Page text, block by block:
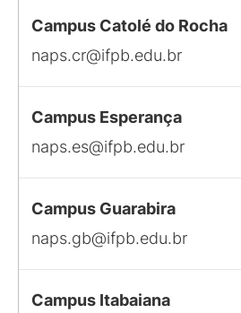
Campus Catolé do Rocha
naps.cr@ifpb.edu.br
Campus Esperança
naps.es@ifpb.edu.br
Campus Guarabira
naps.gb@ifpb.edu.br
Campus Itabaiana